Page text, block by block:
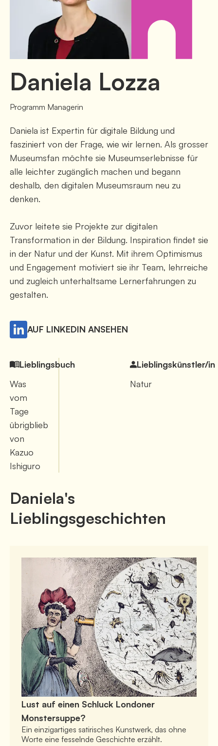
Daniela Lozza
Programm Managerin
Daniela ist Expertin für digitale Bildung und
fasziniert von der Frage, wie wir lernen. Als grosser
Museumsfan möchte sie Museumserlebnisse für
alle leichter zugänglich machen und begann
deshalb, den digitalen Museumsraum neu zu
denken.
Zuvor leitete sie Projekte zur digitalen
Transformation in der Bildung. Inspiration findet sie
in der Natur und der Kunst. Mit ihrem Optimismus
und Engagement motiviert sie ihr Team, lehrreiche
und zugleich unterhaltsame Lernerfahrungen zu
gestalten.
AUF LINKEDIN ANSEHEN
Lieblingsbuch
Was
vom
Tage
übrigblieb
von
Kazuo
Ishiguro
Lieblingskünstler/in
Natur
Daniela's
Lieblingsgeschichten
Lust auf einen Schluck Londoner
Monstersuppe?
Ein einzigartiges satirisches Kunstwerk, das ohne
Worte eine fesselnde Geschichte erzählt.